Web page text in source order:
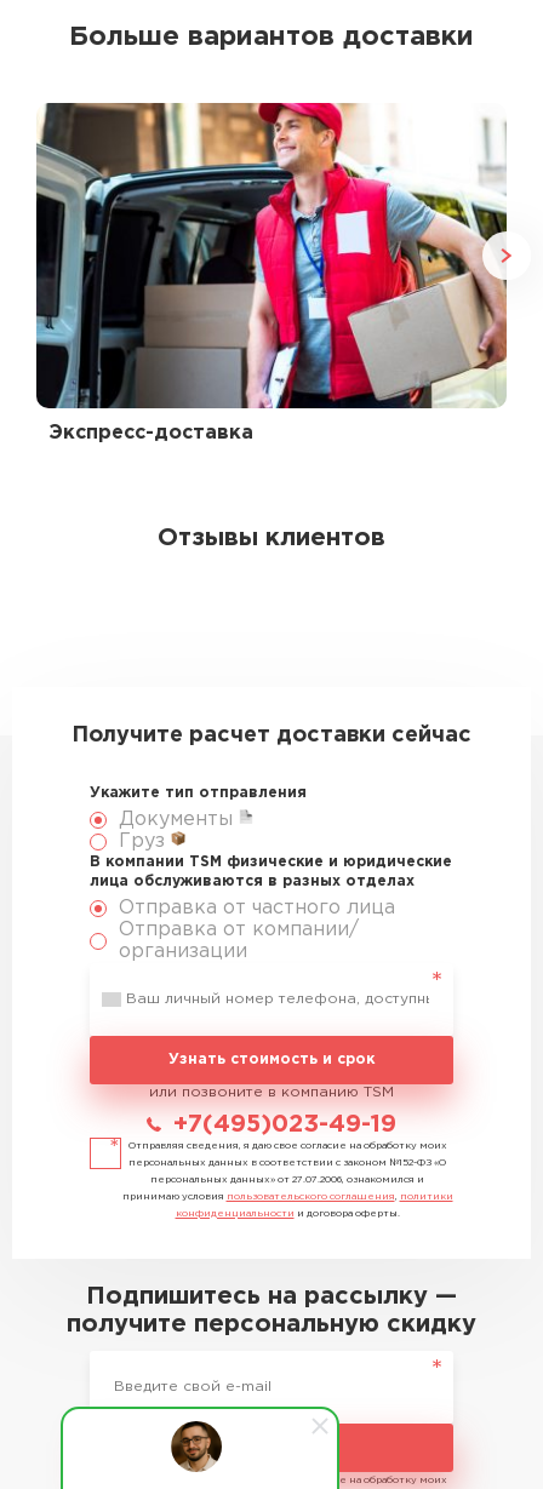
Больше вариантов доставки
Экспресс-доставка
Отзывы клиентов
Получите расчет доставки сейчас
Укажите тип отправления
Документы
Груз
В компании TSM физические и юридические
лица обслуживаются в разных отделах
Отправка от частного лица
Отправка от компании/
организации
Узнать стоимость и срок
или позвоните в компанию TSM
+7(495)023-49-19
Отправляя сведения, я даю свое согласие на обработку моих
персональных данных в соответствии с законом №152-ФЗ «О
персональных данных» от 27.07.2006, ознакомился и
принимаю условия пользовательского соглашения
политики
конфиденциальности и договора оферты.
Подпишитесь на рассылку —
получите персональную скидку
Подписаться
Отправляя сведения, я даю свое согласие на обработку моих